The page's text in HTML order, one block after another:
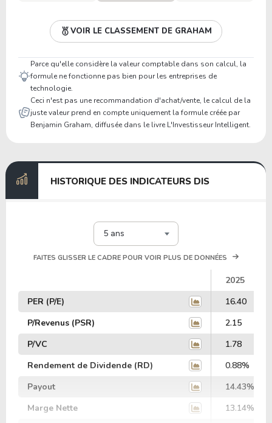
VOIR LE CLASSEMENT DE GRAHAM
Parce qu'elle considère la valeur comptable dans son calcul, la
formule ne fonctionne pas bien pour les entreprises de
technologie.
Ceci n'est pas une recommandation d'achat/vente, le calcul de la
juste valeur prend en compte uniquement la formule créée par
Benjamin Graham, diffusée dans le livre L'Investisseur Intelligent.
HISTORIQUE DES INDICATEURS DIS
5 ans
FAITES GLISSER LE CADRE POUR VOIR PLUS DE DONNÉES
2025
PER (P/E)
16.40
P/Revenus (PSR)
2.15
P/VC
1.78
Rendement de Dividende (RD)
0.88%
Payout
14.43%
Marge Nette
13.14%